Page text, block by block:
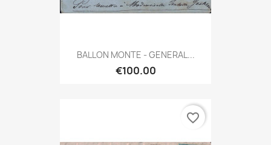
BALLON MONTE - GENERAL...
€100.00
favorite_border